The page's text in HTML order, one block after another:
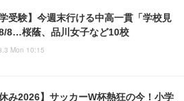
学受験】今週末行ける中高一貫「学校見
8…桜蔭、品川女子など10校
Mon 10:15
休み2026】サッカーW杯熱狂の今！小学